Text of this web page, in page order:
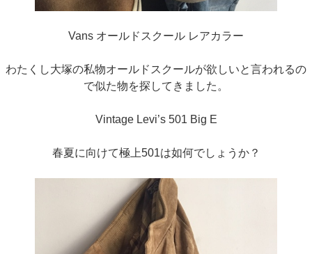
Vans オールドスクール レアカラー
わたくし大塚の私物オールドスクールが欲しいと言われるの
で似た物を探してきました。
Vintage Levi’s 501 Big E
春夏に向けて極上501は如何でしょうか？